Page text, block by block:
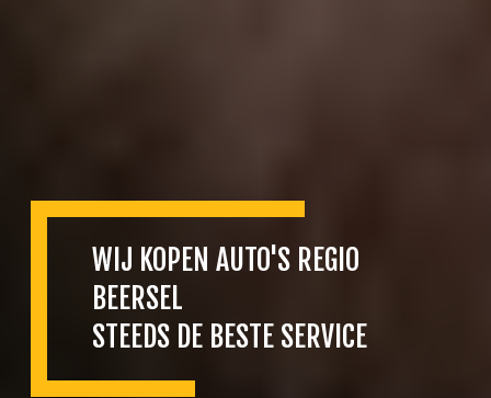
WIJ KOPEN AUTO'S REGIO
BEERSEL
STEEDS DE BESTE SERVICE